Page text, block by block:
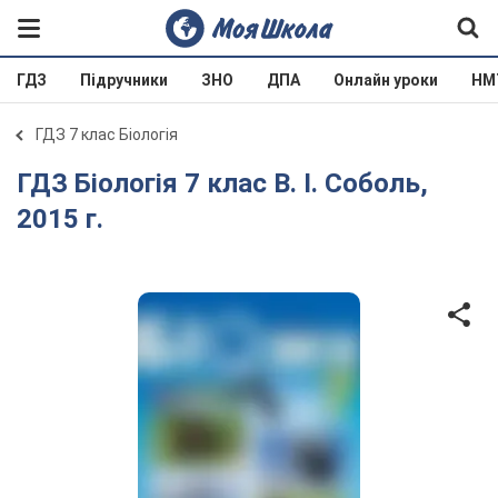
ГДЗ Підручники ЗНО ДПА Онлайн уроки
ГДЗ 7 клас Біологія
ГДЗ Біологія 7 клас В. І. Соболь,
2015 г.